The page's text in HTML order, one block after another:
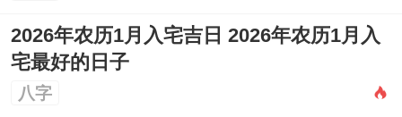
忌：开市、立券、造船、合寿木。
吉时：下午3-5点（申时）、晚上9-11点
2026年农历1月入宅吉日 2026年农历1月入
宅最好的日子
八字